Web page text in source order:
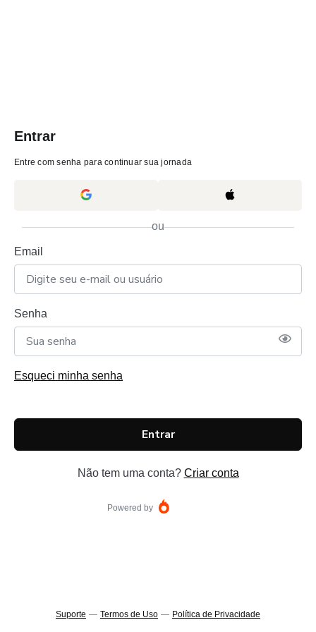
Entrar
Entre com senha para continuar sua jornada
ou
Email
Senha
Esqueci minha senha
Entrar
Não tem uma conta? Criar conta
Powered by
Suporte — Termos de Uso — Política de Privacidade